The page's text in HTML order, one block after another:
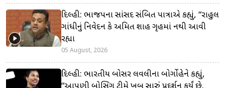
દિલ્હી: ભાજપના સાંસદ સંબિત પાત્રાએ કહ્યું, “રાહુલ
ગાંધીનું નિવેદન કે અમિત શાહ ગૃહમાં નથી આવી
રહ્યા
05 August, 2026
દિલ્હી: ભારતીય બોક્સર લવલીના બોર્ગોહેને કહ્યું,